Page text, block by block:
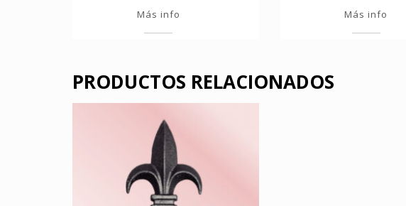
Más info Más info
PRODUCTOS RELACIONADOS